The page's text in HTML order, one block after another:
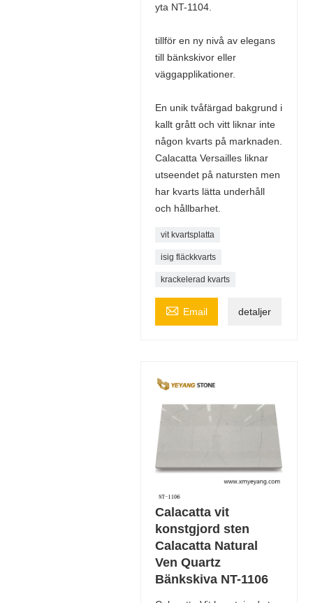
yta NT-1104.
tillför en ny nivå av elegans
till bänkskivor eller
väggapplikationer.
En unik tvåfärgad bakgrund i
kallt grått och vitt liknar inte
någon kvarts på marknaden.
Calacatta Versailles liknar
utseendet på natursten men
har kvarts lätta underhåll
och hållbarhet.
vit kvartsplatta
isig fläckkvarts
krackelerad kvarts
 Email detaljer
Calacatta vit
konstgjord sten
Calacatta Natural
Ven Quartz
Bänkskiva NT-1106